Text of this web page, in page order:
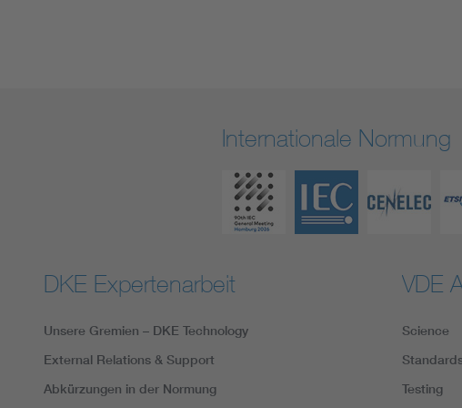
Internationale Normung
DKE Expertenarbeit
Unsere Gremien – DKE Technology
External Relations & Support
Abkürzungen in der Normung
VDE
Science
Testing